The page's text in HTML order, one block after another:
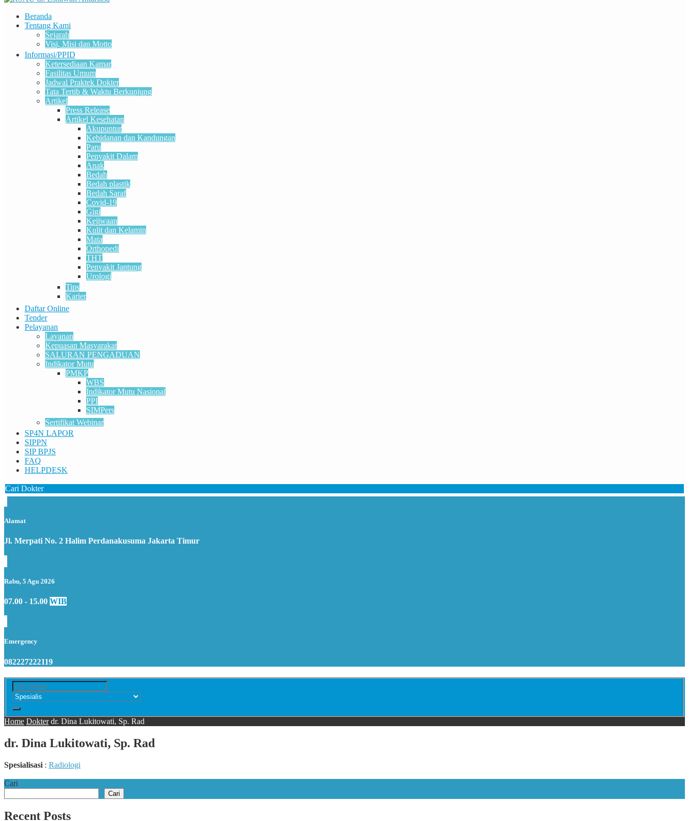
Beranda
Tentang Kami
Sejarah
Visi, Misi dan Motto
Informasi/PPID
Ketersediaan Kamar
Fasilitas Umum
Jadwal Praktek Dokter
Tata Tertib & Waktu Berkunjung
Artikel
Press Release
Artikel Kesehatan
Akupuntur
Kebidanan dan Kandungan
Paru
Penyakit Dalam
Anak
Bedah
Bedah plastik
Bedah Saraf
Covid-19
Gigi
Kejiwaan
Kulit dan Kelamin
Mata
Orthopedi
THT
Penyakit Jantung
Urologi
Tips
Karier
Daftar Online
Tender
Pelayanan
Layanan
Kepuasan Masyarakat
SALURAN PENGADUAN
Indikator Mutu
PMKP
WBS
Indikator Mutu Nasional
PPI
SIMPers
Sertifikat Webinar
SP4N LAPOR
SIPPN
SIP BPJS
FAQ
HELPDESK
Cari Dokter
Alamat
Jl. Merpati No. 2 Halim Perdanakusuma Jakarta Timur
Rabu, 5 Agu 2026
07.00 - 15.00 WIB
Emergency
082227222119
Home Dokter dr. Dina Lukitowati, Sp. Rad
dr. Dina Lukitowati, Sp. Rad
Spesialisasi : Radiologi
Cari
Cari
Recent Posts